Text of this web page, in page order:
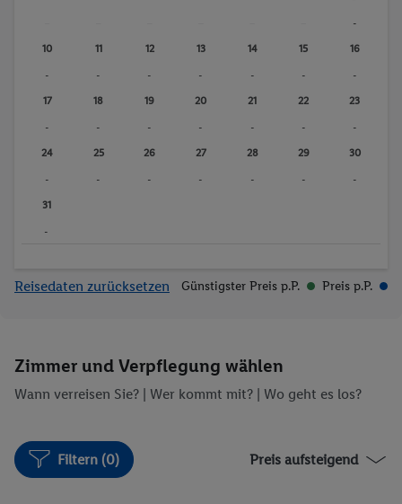
-
10
-
11
-
12
-
13
-
14
-
15
-
16
-
17
-
18
-
19
-
20
-
21
-
22
-
23
-
24
-
25
-
26
-
27
-
28
-
29
-
30
-
31
-
Reisedaten zurücksetzen Günstigster Preis p.P. Preis p.P.
Zimmer und Verpflegung wählen
Wann verreisen Sie? | Wer kommt mit? | Wo geht es los?
Filtern (0) Preis aufsteigend